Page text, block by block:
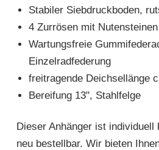
Stabiler Siebdruckboden,
4 Zurrösen mit
Wartungsfreie
Einzelradfederung
freitragende Deichsellänge
Bereifung 13", Stahlfelge
Dieser Anhänger ist individuell
neu bestellbar. Wir bieten